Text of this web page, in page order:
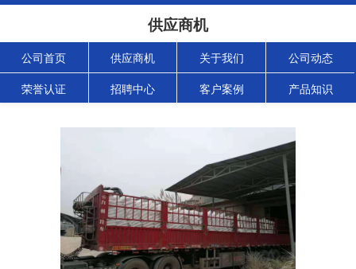
供应商机
公司首页 供应商机 关于我们 公司动态
荣誉认证 招聘中心 客户案例 产品知识